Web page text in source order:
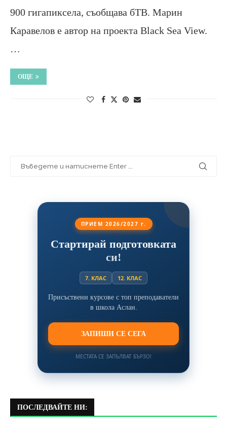
900 гигапиксела, съобщава бТВ. Марин
Каравелов е автор на проекта Black Sea View.
…
ОЩЕ
ПРИЕМ 2026/2027 г.
Стартирай подготовката
си!
7. КЛАС 12. КЛАС
Присъствени курсове с топ преподаватели
в школа Аслан.
ЗАПИШИ СЕ СЕГА
МЕСТАТА СЕ ЗАПЪЛВАТ БЪРЗО!
ПОСЛЕДВАЙТЕ НИ: